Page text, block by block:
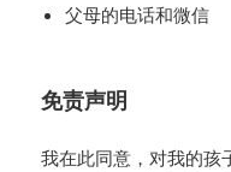
父母的电话和微信
免责声明
我在此同意，对我的孩